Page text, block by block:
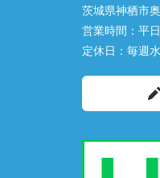
茨城県神栖市
営業時間： 平
定休日： 毎週